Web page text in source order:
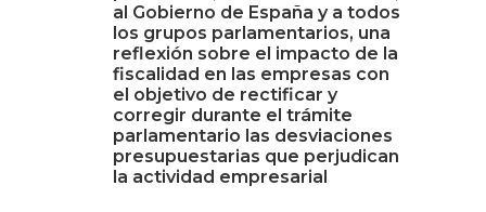
al Gobierno de España y a todos
los grupos parlamentarios, una
reflexión sobre el impacto de la
fiscalidad en las empresas con
el objetivo de rectificar y
corregir durante el trámite
parlamentario las desviaciones
presupuestarias que perjudican
la actividad empresarial